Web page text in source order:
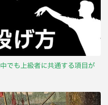
でも上級者に共通する項目が